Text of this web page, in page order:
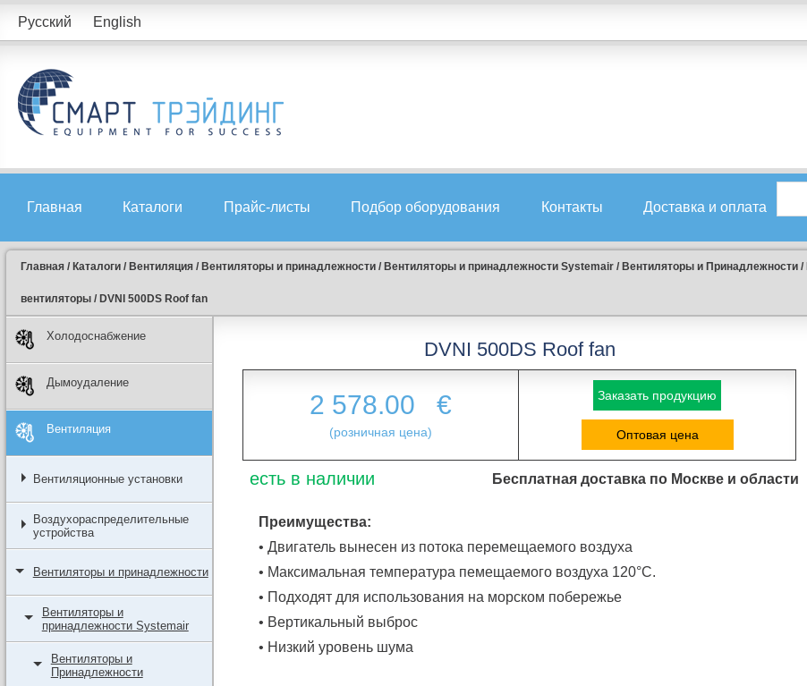
Русский English
Главная Каталоги Прайс-листы Подбор оборудования Контакты Доставка и оплата
Главная / Каталоги / Вентиляция / Вентиляторы и принадлежности / Вентиляторы и принадлежности Systemair / Вентиляторы и Принадлежности /
вентиляторы / DVNI 500DS Roof fan
Холодоснабжение
Дымоудаление
Вентиляция
Вентиляционные установки
Воздухораспределительные
устройства
Вентиляторы и принадлежности
Вентиляторы и
принадлежности Systemair
Вентиляторы и
Принадлежности
DVNI 500DS Roof fan
2 578.00 €
(розничная цена)
Заказать продукцию
Оптовая цена
есть в наличии Бесплатная доставка по Москве и области
Преимущества:
• Двигатель вынесен из потока перемещаемого воздуха
• Максимальная температура пемещаемого воздуха 120°C.
• Подходят для использования на морском побережье
• Вертикальный выброс
• Низкий уровень шума